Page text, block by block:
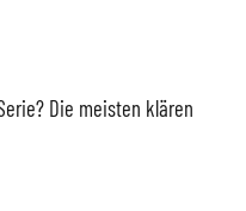
Die meisten klären